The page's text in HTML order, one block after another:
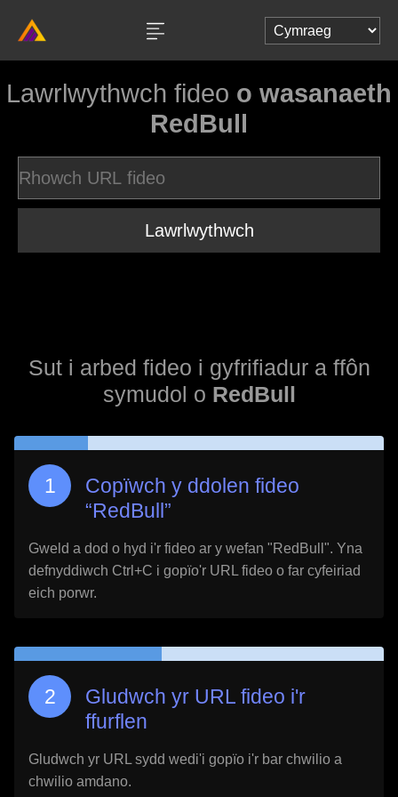
Lawrlwythwch fideo o wasanaeth
RedBull
Lawrlwythwch
Sut i arbed fideo i gyfrifiadur a ffôn
symudol o RedBull
Copïwch y ddolen fideo
“RedBull”
Gweld a dod o hyd i'r fideo ar y wefan "RedBull ". Yna
defnyddiwch Ctrl+C i gopïo'r URL fideo o far cyfeiriad
eich porwr.
Gludwch yr URL fideo i'r
ffurflen
Gludwch yr URL sydd wedi'i gopïo i'r bar chwilio a
chwilio amdano.